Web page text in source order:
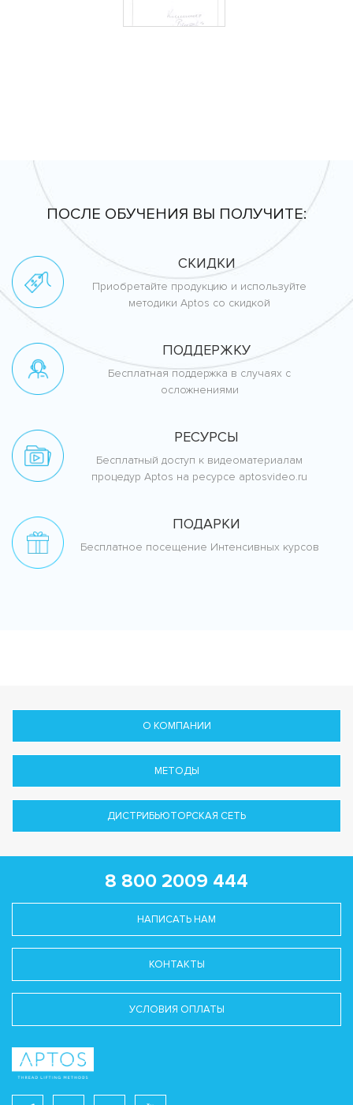
ПОСЛЕ ОБУЧЕНИЯ ВЫ ПОЛУЧИТЕ:
СКИДКИ
Приобретайте продукцию и используйте
методики Aptos со скидкой
ПОДДЕРЖКУ
Бесплатная поддержка в случаях с
осложнениями
РЕСУРСЫ
Бесплатный доступ к видеоматериалам
процедур Aptos на ресурсе aptosvideo.ru
ПОДАРКИ
Бесплатное посещение Интенсивных курсов
О КОМПАНИИ
МЕТОДЫ
ДИСТРИБЬЮТОРСКАЯ СЕТЬ
8 800 2009 444
НАПИСАТЬ НАМ
КОНТАКТЫ
УСЛОВИЯ ОПЛАТЫ